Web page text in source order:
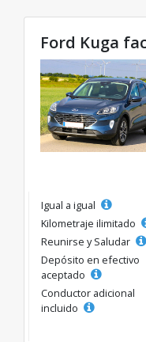
Ford Kuga
Igual a igual
Kilometraje ilimitado
Reunirse y Saludar
Depósito en efectivo
aceptado
Conductor adicional
incluido